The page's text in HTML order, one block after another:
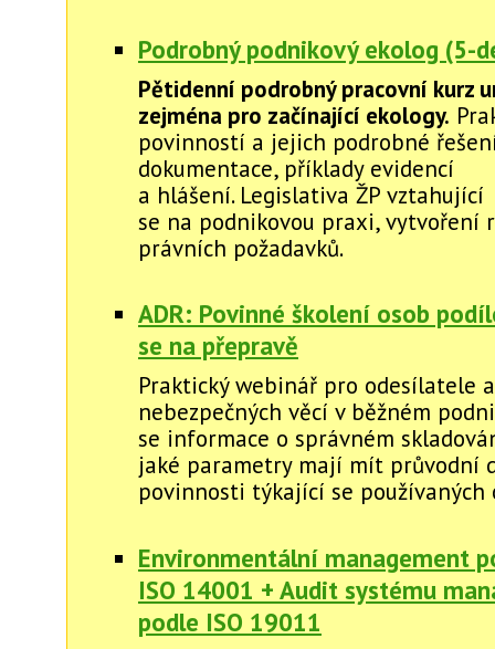
Podrobný podnikový ekolog (5-
Pětidenní podrobný pracovní kurz
zejména pro začínající ekology.
povinností a jejich podrobné
dokumentace, příklady evidencí
a hlášení. Legislativa ŽP vztahující
se na podnikovou praxi, vytvoření
právních požadavků.
ADR: Povinné školení osob
se na přepravě
Praktický webinář pro odesílatele
nebezpečných věcí v běžném
se informace o správném
jaké parametry mají mít průvodní
povinnosti týkající se používaných
Environmentální management
ISO 14001 + Audit systému
podle ISO 19011